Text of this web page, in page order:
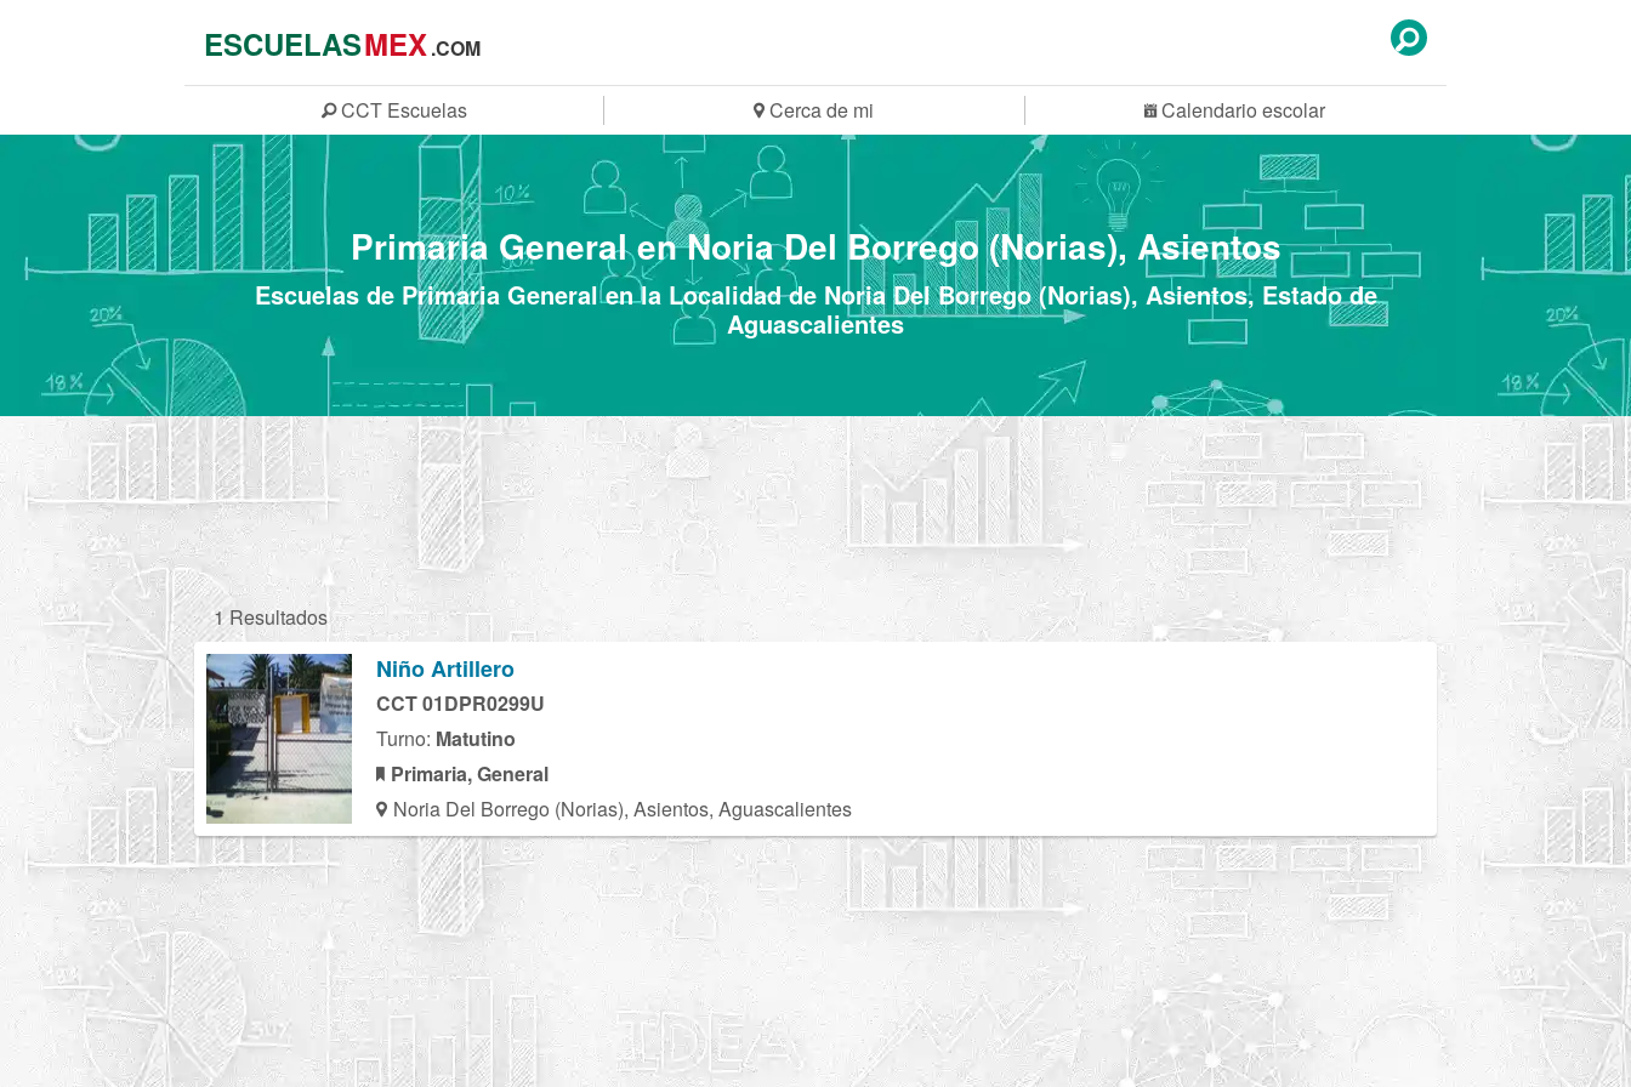
ESCUELASMEX.COM
CCT Escuelas Cerca de mi Calendario escolar
Primaria General en Noria Del Borrego (Norias), Asientos
Escuelas de Primaria General en la Localidad de Noria Del Borrego (Norias), Asientos, Estado de
Aguascalientes
1 Resultados
Niño Artillero
CCT 01DPR0299U
Turno: Matutino
Primaria, General
Noria Del Borrego (Norias), Asientos, Aguascalientes